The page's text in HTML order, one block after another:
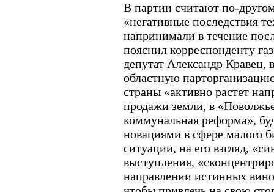
В партии считают по-
«негативные последствия
напринимали в течение
пояснил корреспонденту
депутат Александр
областную
страны «активно растет
продажи земли, в
коммунальная реформа»,
новациями в сфере малого
ситуации, на его взгляд,
выступления,
направлении истинных